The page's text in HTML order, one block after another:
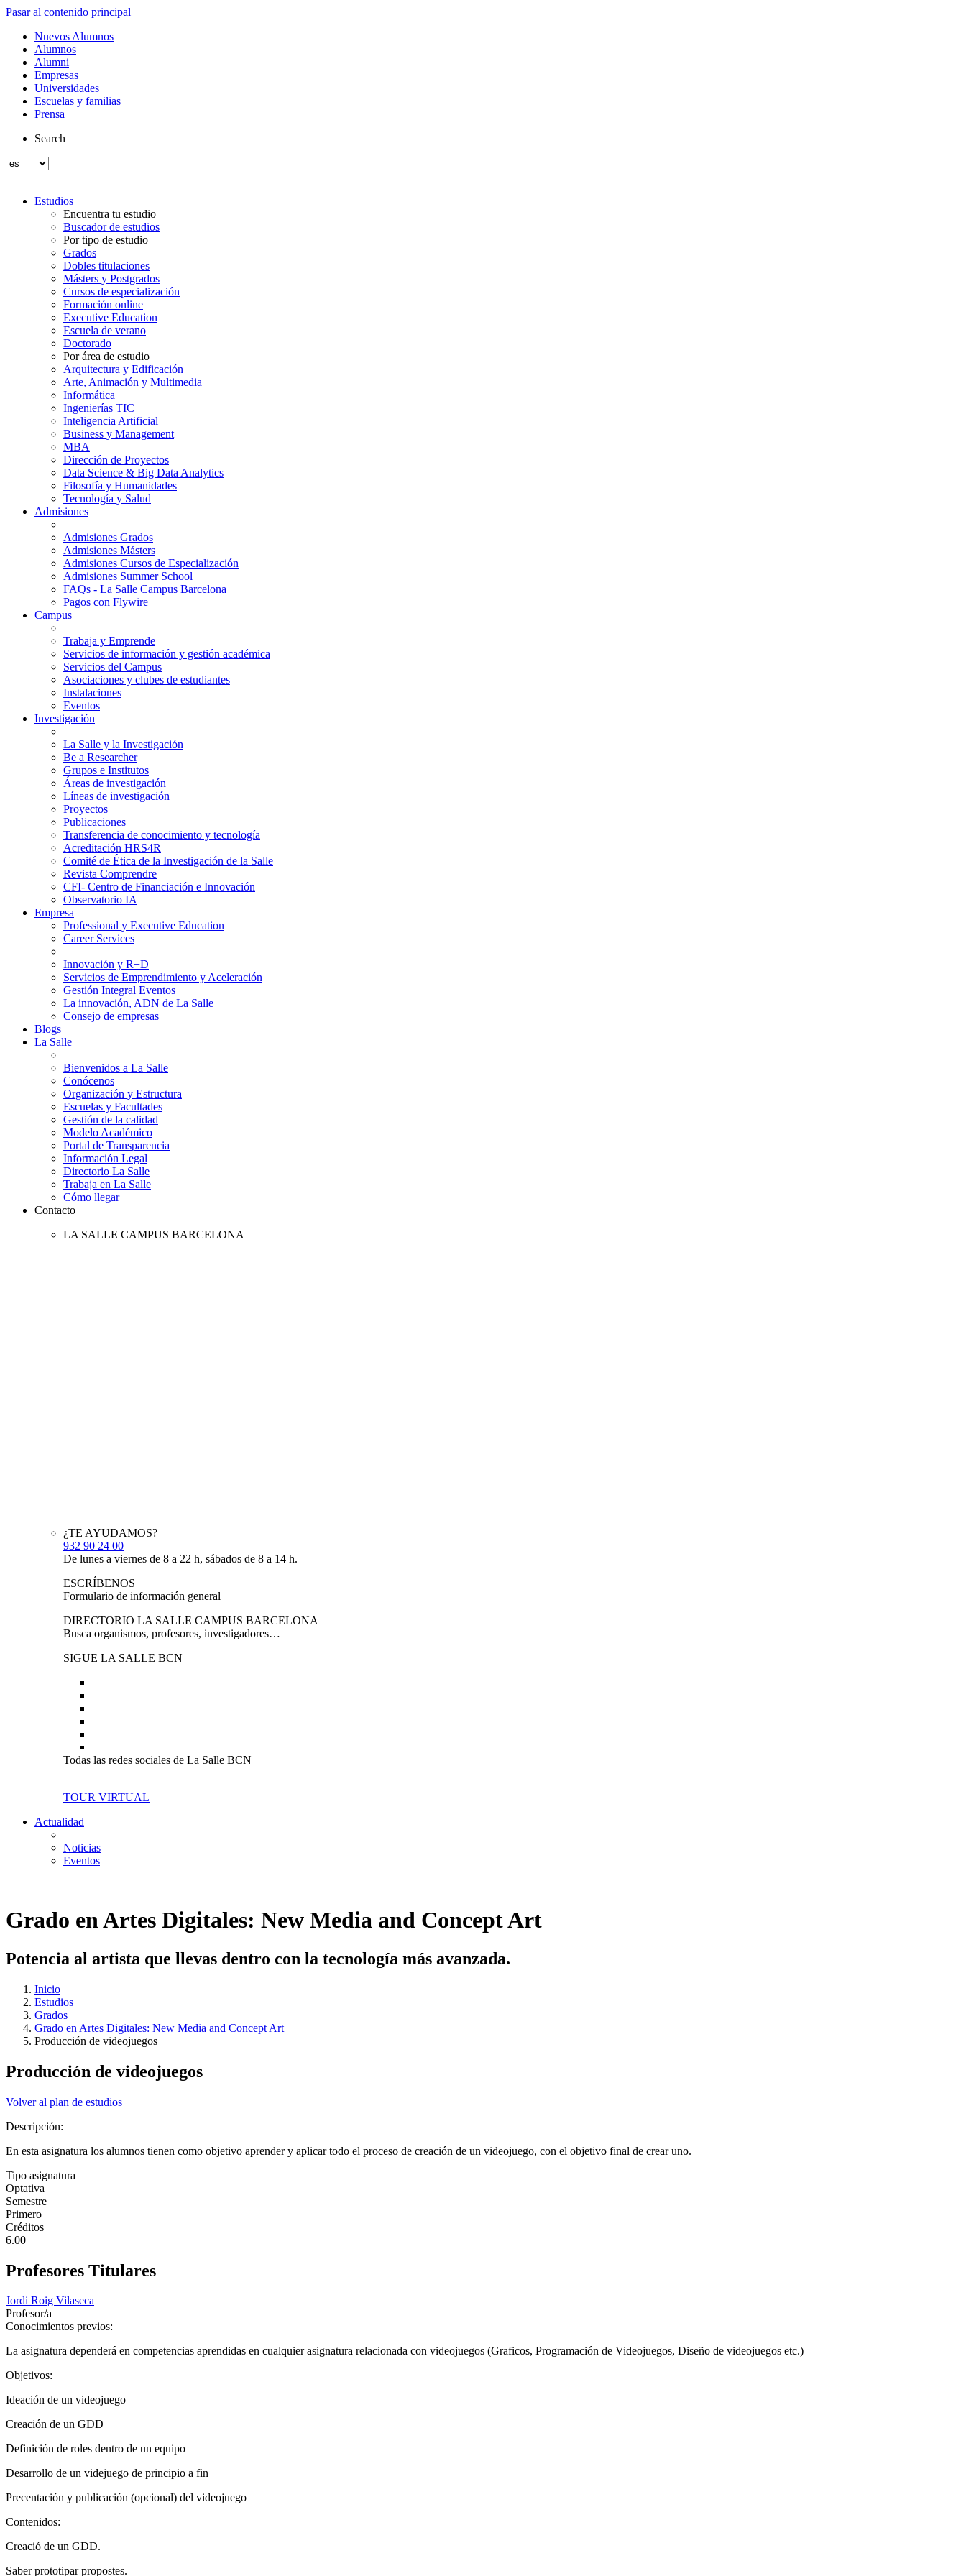
Pasar al contenido principal
Nuevos Alumnos
Alumnos
Alumni
Empresas
Universidades
Escuelas y familias
Prensa
Search
Estudios
Encuentra tu estudio
Buscador de estudios
Por tipo de estudio
Grados
Dobles titulaciones
Másters y Postgrados
Cursos de especialización
Formación online
Executive Education
Escuela de verano
Doctorado
Por área de estudio
Arquitectura y Edificación
Arte, Animación y Multimedia
Informática
Ingenierías TIC
Inteligencia Artificial
Business y Management
MBA
Dirección de Proyectos
Data Science & Big Data Analytics
Filosofía y Humanidades
Tecnología y Salud
Admisiones
Admisiones Grados
Admisiones Másters
Admisiones Cursos de Especialización
Admisiones Summer School
FAQs - La Salle Campus Barcelona
Pagos con Flywire
Campus
Trabaja y Emprende
Servicios de información y gestión académica
Servicios del Campus
Asociaciones y clubes de estudiantes
Instalaciones
Eventos
Investigación
La Salle y la Investigación
Be a Researcher
Grupos e Institutos
Áreas de investigación
Líneas de investigación
Proyectos
Publicaciones
Transferencia de conocimiento y tecnología
Acreditación HRS4R
Comité de Ética de la Investigación de la Salle
Revista Comprendre
CFI- Centro de Financiación e Innovación
Observatorio IA
Empresa
Professional y Executive Education
Career Services
Innovación y R+D
Servicios de Emprendimiento y Aceleración
Gestión Integral Eventos
La innovación, ADN de La Salle
Consejo de empresas
Blogs
La Salle
Bienvenidos a La Salle
Conócenos
Organización y Estructura
Escuelas y Facultades
Gestión de la calidad
Modelo Académico
Portal de Transparencia
Información Legal
Directorio La Salle
Trabaja en La Salle
Cómo llegar
Contacto
LA SALLE CAMPUS BARCELONA
¿TE AYUDAMOS?
932 90 24 00
De lunes a viernes de 8 a 22 h, sábados de 8 a 14 h.
ESCRÍBENOS
Formulario de información general
DIRECTORIO LA SALLE CAMPUS BARCELONA
Busca organismos, profesores, investigadores…
SIGUE LA SALLE BCN
Todas las redes sociales de La Salle BCN
TOUR VIRTUAL
Actualidad
Noticias
Eventos
Grado en Artes Digitales: New Media and Concept Art
Potencia al artista que llevas dentro con la tecnología más avanzada.
Inicio
Estudios
Grados
Grado en Artes Digitales: New Media and Concept Art
Producción de videojuegos
Producción de videojuegos
Volver al plan de estudios
Descripción:
En esta asignatura los alumnos tienen como objetivo aprender y aplicar todo el proceso de creación de un videojuego, con el objetivo final de crear uno.
Tipo asignatura
Optativa
Semestre
Primero
Créditos
6.00
Profesores Titulares
Jordi Roig Vilaseca
Profesor/a
Conocimientos previos:
La asignatura dependerá en competencias aprendidas en cualquier asignatura relacionada con videojuegos (Graficos, Programación de Videojuegos, Diseño de videojuegos etc.)
Objetivos:
Ideación de un videojuego
Creación de un GDD
Definición de roles dentro de un equipo
Desarrollo de un videjuego de principio a fin
Precentación y publicación (opcional) del videojuego
Contenidos:
Creació de un GDD.
Saber prototipar propostes.